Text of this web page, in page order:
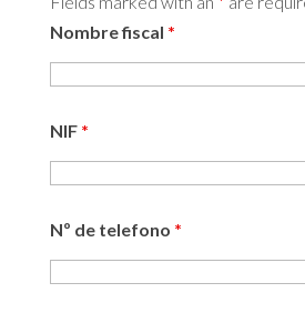
Nombre fiscal *
NIF *
Nº de telefono *